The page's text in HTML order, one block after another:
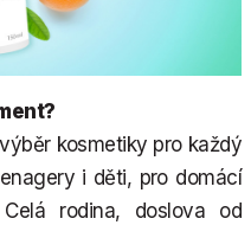
kosmetiky pro každý
i děti, pro domácí
rodina, doslova od